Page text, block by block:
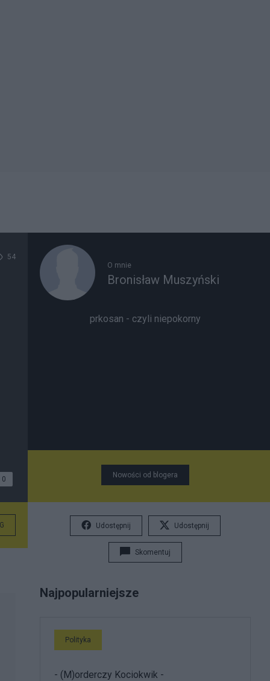
54
0
O mnie
Bronisław Muszyński
prkosan - czyli niepokorny
Nowości od blogera
Udostępnij Udostępnij
Skomentuj
Najpopularniejsze
Polityka
- (M)orderczy Kociokwik -